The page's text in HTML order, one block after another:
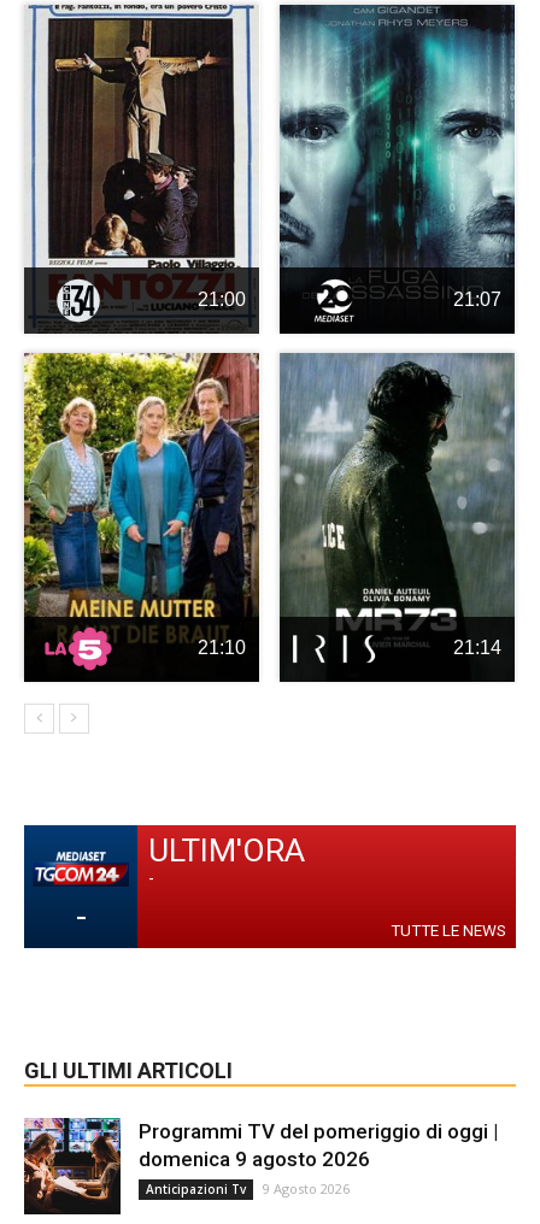
21:00 21:07
21:10 21:14
-
ULTIM'ORA
-
TUTTE LE NEWS
GLI ULTIMI ARTICOLI
Programmi TV del pomeriggio di oggi |
domenica 9 agosto 2026
Anticipazioni Tv 9 Agosto 2026